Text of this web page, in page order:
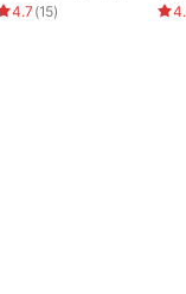
4.7 (15)